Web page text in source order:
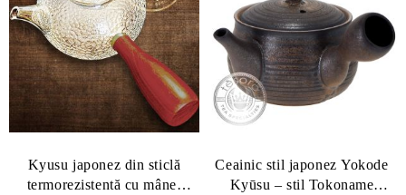
Kyusu japonez din sticlă
termorezistentă cu mâner
Ceainic stil japonez Yokode
Kyūsu – stil Tokoname